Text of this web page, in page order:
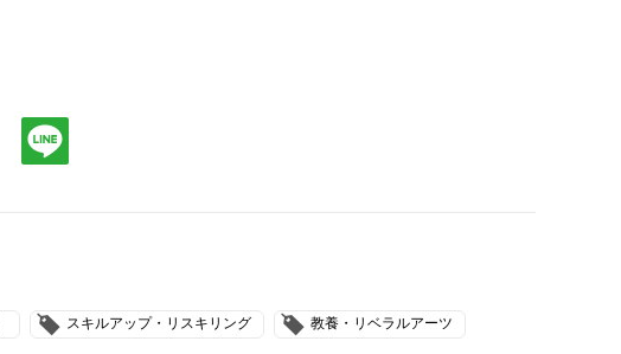
スキルアップ・リスキリング 教養・リベラルアーツ